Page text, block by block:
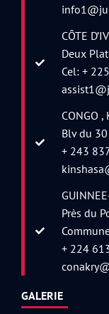
CÔTE
Deux
Cel: +
CONGO ,
Blv du
+ 243
Près du
+ 224
GALERIE